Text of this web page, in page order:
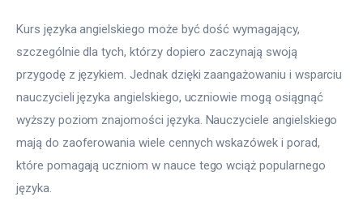
Kurs języka angielskiego może być dość wymagający,
szczególnie dla tych, którzy dopiero zaczynają swoją
przygodę z językiem. Jednak dzięki zaangażowaniu i wsparciu
nauczycieli języka angielskiego, uczniowie mogą osiągnąć
wyższy poziom znajomości języka. Nauczyciele angielskiego
mają do zaoferowania wiele cennych wskazówek i porad,
które pomagają uczniom w nauce tego wciąż popularnego
języka.